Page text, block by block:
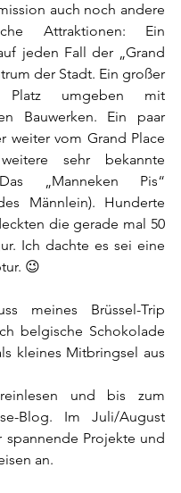
auch noch andere
Attraktionen: Ein
jeden Fall der „Grand
der Stadt. Ein großer
Platz umgeben mit
Bauwerken. Ein paar
weiter vom Grand Place
sehr bekannte
„Manneken Pis“
Männlein). Hunderte
die gerade mal 50
Ich dachte es sei eine
😉
meines Brüssel-Trip
belgische Schokolade
kleines Mitbringsel aus
und bis zum
Blog. Im Juli/August
spannende Projekte und
an.